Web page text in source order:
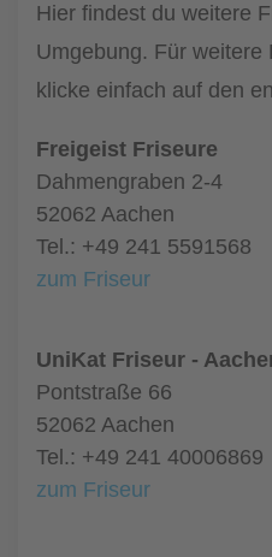
Hier findest du weitere
Umgebung. Für weitere
klicke einfach auf den
Freigeist Friseure
Dahmengraben 2-4
52062 Aachen
Tel.: +49 241 5591568
zum Friseur
UniKat Friseur -
Pontstraße 66
52062 Aachen
Tel.: +49 241 40006869
zum Friseur